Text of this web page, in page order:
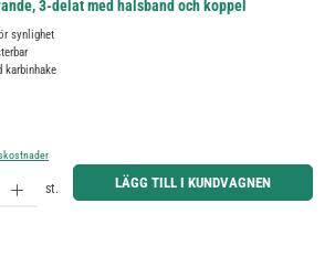
3-delat med halsband och koppel
synlighet
karbinhake
belopp eller använd knapparna för att öka eller minska kvantiteten.
st. LÄGG TILL I KUNDVAGNEN